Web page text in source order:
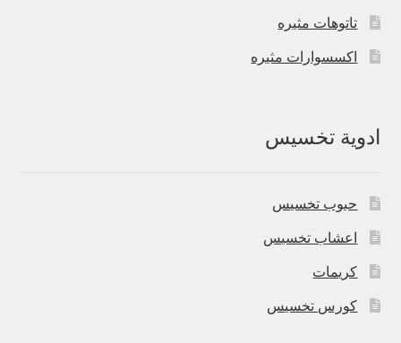
تاتوهات مثيره
اكسسوارات مثيره
ادوية تخسيس
حبوب تخسيس
اعشاب تخسيس
كريمات
كورس تخسيس